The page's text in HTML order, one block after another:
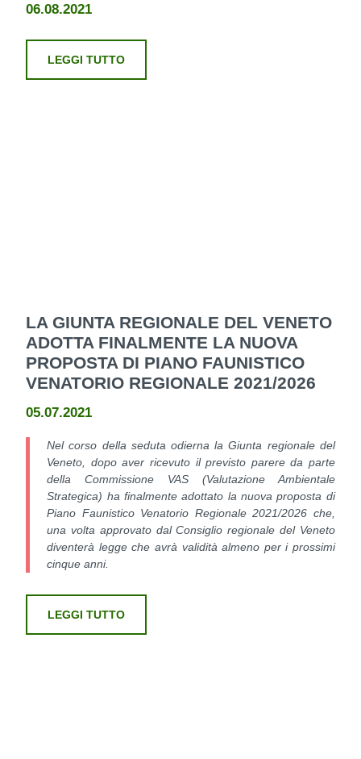
06.08.2021
LEGGI TUTTO
LA GIUNTA REGIONALE DEL VENETO
ADOTTA FINALMENTE LA NUOVA
PROPOSTA DI PIANO FAUNISTICO
VENATORIO REGIONALE 2021/2026
05.07.2021
Nel corso della seduta odierna la Giunta regionale del
Veneto, dopo aver ricevuto il previsto parere da parte
della Commissione VAS (Valutazione Ambientale
Strategica) ha finalmente adottato la nuova proposta di
Piano Faunistico Venatorio Regionale 2021/2026 che,
una volta approvato dal Consiglio regionale del Veneto
diventerà legge che avrà validità almeno per i prossimi
cinque anni.
LEGGI TUTTO